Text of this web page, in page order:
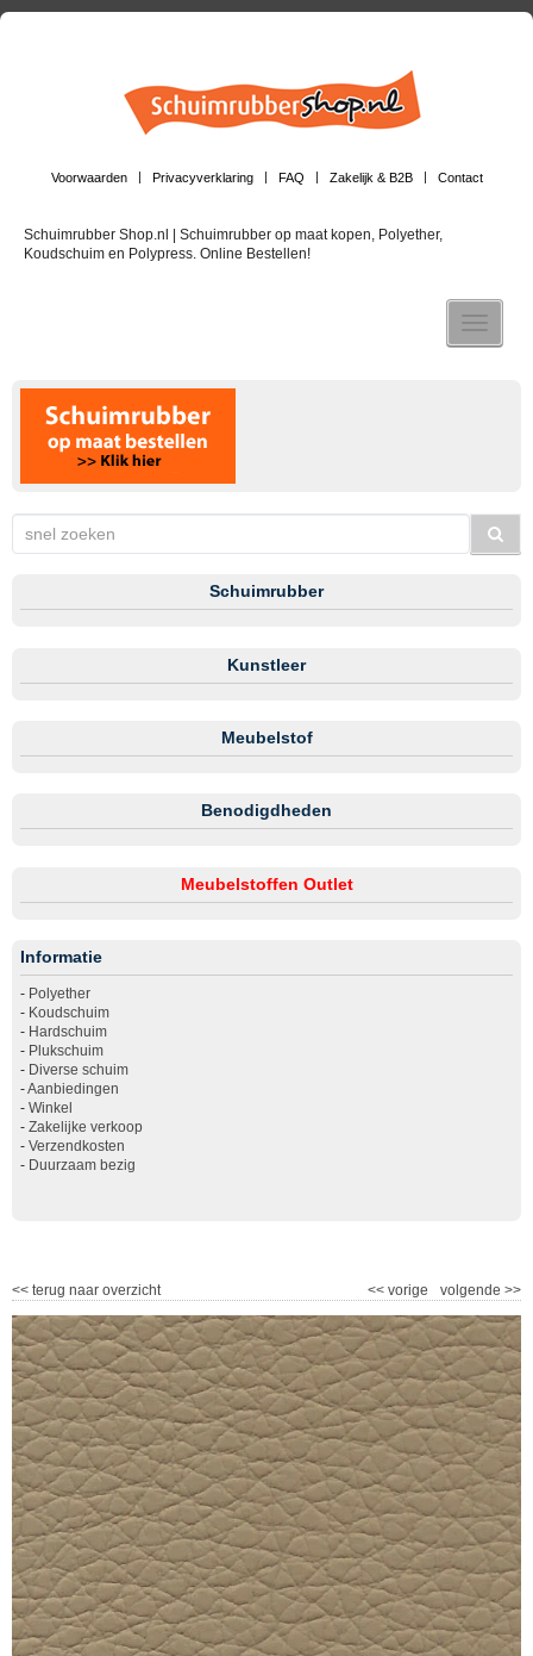
Voorwaarden Privacyverklaring FAQ Zakelijk & B2B Contact
Schuimrubber Shop.nl | Schuimrubber op maat kopen, Polyether,
Koudschuim en Polypress. Online Bestellen!
Toggle
Schuimrubber
Kunstleer
Meubelstof
Benodigdheden
Meubelstoffen Outlet
Informatie
- Polyether
- Koudschuim
- Hardschuim
- Plukschuim
- Diverse schuim
-Aanbiedingen
- Winkel
- Zakelijke verkoop
- Verzendkosten
- Duurzaam bezig
<< terug naar overzicht volgende >>
<< vorige